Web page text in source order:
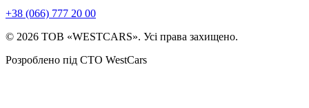
+38 (066) 777 20 00
© 2026 ТОВ «WESTCARS». Усі права захищено.
Розроблено під СТО WestCars